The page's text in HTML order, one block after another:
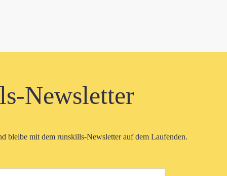
Newsletter
bleibe mit dem runskills-Newsletter auf dem Laufenden.